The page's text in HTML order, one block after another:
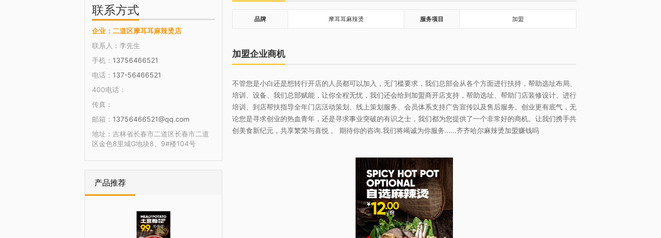
品牌 摩耳耳麻辣烫 服务项目 加盟
加盟企业商机
不管您是小白还是想转行开店的人员都可以加入，无门槛要求，我们总部会从各个方面进行扶持，帮助选址布局、
培训、设备、我们总部赋能，让你全程无忧，我们还会给到加盟商开店支持，帮助选址、帮助门店装修设计、进行
培训、到店帮扶指导全年门店活动策划、线上策划服务、会员体系支持广告宣传以及售后服务。创业更有底气，无
论您是寻求创业的热血青年，还是寻求事业突破的有识之士，我们都为您提供了一个非常好的商机。让我们携手共
创美食新纪元，共享繁荣与喜悦 。 期待你的咨询.我们将竭诚为你服务......齐齐哈尔麻辣烫加盟赚钱吗
联系方式
企业： 二道区摩耳耳麻辣烫店
联系人： 李先生
手机： 13756466521
电话： 137-56466521
400电话：
传真：
邮箱： 13756466521@qq.com
地址： 吉林省长春市二道区长春市二道
区金色8里城G地块8、9#楼104号
产品推荐